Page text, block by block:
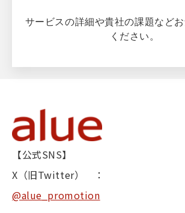
サービスの詳細や貴社の課題など
ください。
【公式SNS】
X（旧Twitter） ：
@alue_promotion